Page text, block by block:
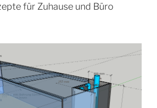
für Zuhause und Büro